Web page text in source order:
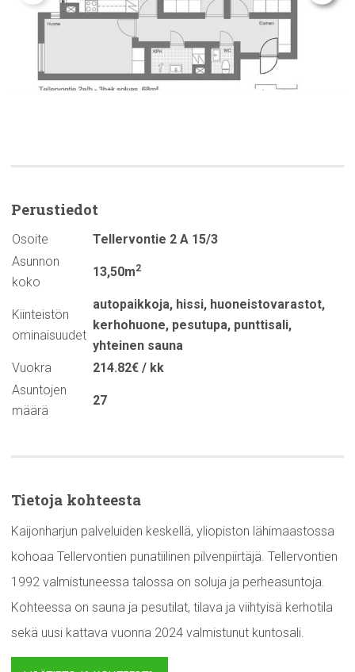
Perustiedot
Osoite
Tellervontie 2 A 15/3
Asunnon
koko
13,50m2
Kiinteistön
ominaisuudet
autopaikkoja, hissi, huoneistovarastot,
kerhohuone, pesutupa, punttisali,
yhteinen sauna
Vuokra
214.82€ / kk
Asuntojen
määrä
27
Tietoja kohteesta
Kaijonharjun palveluiden keskellä, yliopiston lähimaastossa
kohoaa Tellervontien punatiilinen pilvenpiirtäjä. Tellervontien
1992 valmistuneessa talossa on soluja ja perheasuntoja.
Kohteessa on sauna ja pesutilat, tilava ja viihtyisä kerhotila
sekä uusi kattava vuonna 2024 valmistunut kuntosali.